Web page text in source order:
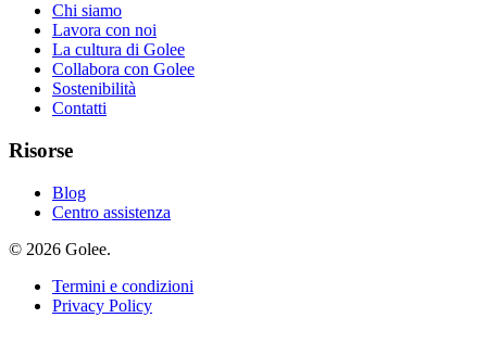
Chi siamo
Lavora con noi
La cultura di Golee
Collabora con Golee
Sostenibilità
Contatti
Risorse
Blog
Centro assistenza
© 2026 Golee.
Termini e condizioni
Privacy Policy